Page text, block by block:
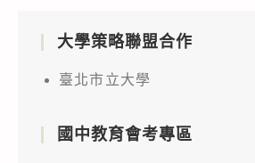
大學策略聯盟合作
臺北市立大學
國中教育會考專區